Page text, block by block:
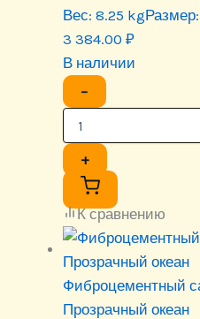
Вес: 8.25 kgРазмер:
3 384.00 ₽
В наличии
−
+
К сравнению
Фиброцементный
Прозрачный океан